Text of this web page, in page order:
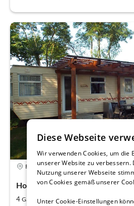
Ferienhaus
Holzendorf
4 Gäste 35m 2Schlafzimmer
Diese Webseite
Wir verwenden Cookies, um die
unserer Website zu verbessern.
Nutzung unserer Webseite
von Cookies gemäß unserer
Unter Cookie-Einstellungen